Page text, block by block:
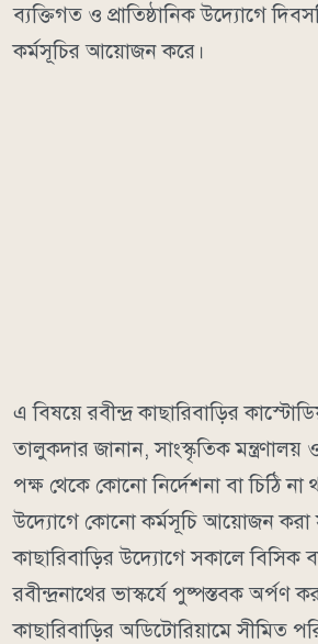
ব্যক্তিগত ও প্রাতিষ্ঠানিক উদ্যোগে
কর্মসূচির আয়োজন করে।
এ বিষয়ে রবীন্দ্র কাছারিবাড়ির
তালুকদার জানান, সাংস্কৃতিক মন্ত্রণালয় ও
পক্ষ থেকে কোনো নির্দেশনা বা চিঠি না
উদ্যোগে কোনো কর্মসূচি আয়োজন করা
কাছারিবাড়ির উদ্যোগে সকালে বিসিক
রবীন্দ্রনাথের ভাস্কর্যে পুষ্পস্তবক অর্পণ
কাছারিবাড়ির অডিটোরিয়ামে সীমিত